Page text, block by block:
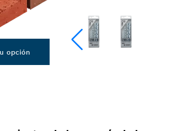
opción